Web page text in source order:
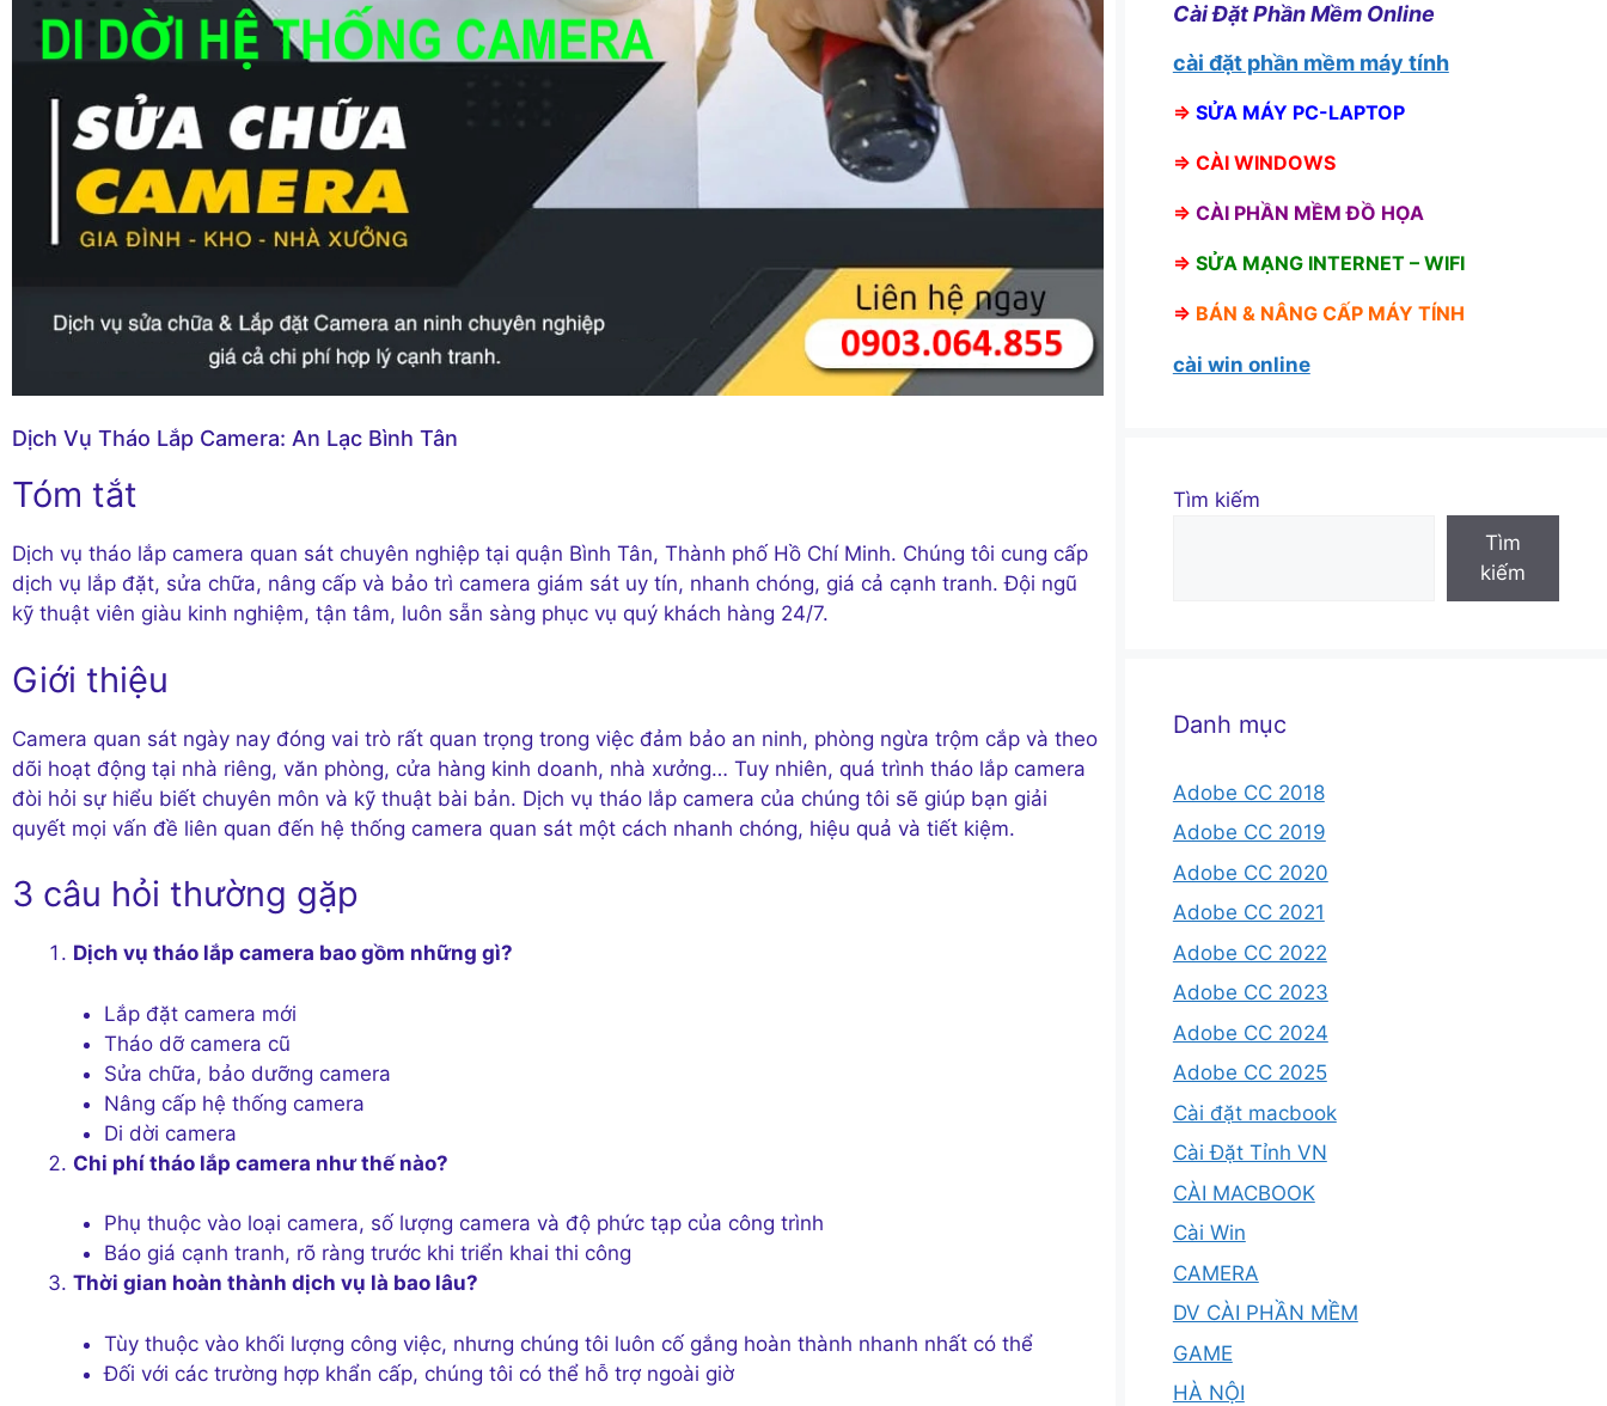
Dịch Vụ Tháo Lắp Camera: An Lạc Bình Tân
Tóm tắt
Dịch vụ tháo lắp camera quan sát chuyên nghiệp tại quận Bình Tân, Thành phố Hồ Chí Minh. Chúng tôi cung cấp
dịch vụ lắp đặt, sửa chữa, nâng cấp và bảo trì camera giám sát uy tín, nhanh chóng, giá cả cạnh tranh. Đội ngũ
kỹ thuật viên giàu kinh nghiệm, tận tâm, luôn sẵn sàng phục vụ quý khách hàng 24/7.
Giới thiệu
Camera quan sát ngày nay đóng vai trò rất quan trọng trong việc đảm bảo an ninh, phòng ngừa trộm cắp và theo
dõi hoạt động tại nhà riêng, văn phòng, cửa hàng kinh doanh, nhà xưởng… Tuy nhiên, quá trình tháo lắp camera
đòi hỏi sự hiểu biết chuyên môn và kỹ thuật bài bản. Dịch vụ tháo lắp camera của chúng tôi sẽ giúp bạn giải
quyết mọi vấn đề liên quan đến hệ thống camera quan sát một cách nhanh chóng, hiệu quả và tiết kiệm.
3 câu hỏi thường gặp
Dịch vụ tháo lắp camera bao gồm những gì?
Lắp đặt camera mới
Tháo dỡ camera cũ
Sửa chữa, bảo dưỡng camera
Nâng cấp hệ thống camera
Di dời camera
Chi phí tháo lắp camera như thế nào?
Phụ thuộc vào loại camera, số lượng camera và độ phức tạp của công trình
Báo giá cạnh tranh, rõ ràng trước khi triển khai thi công
Thời gian hoàn thành dịch vụ là bao lâu?
Tùy thuộc vào khối lượng công việc, nhưng chúng tôi luôn cố gắng hoàn thành nhanh nhất có thể
Đối với các trường hợp khẩn cấp, chúng tôi có thể hỗ trợ ngoài giờ
Cài Đặt Phần Mềm Online
cài đặt phần mềm máy tính
⇒ SỬA MÁY PC-LAPTOP
⇒ CÀI WINDOWS
⇒ CÀI PHẦN MỀM ĐỒ HỌA
⇒ SỬA MẠNG INTERNET – WIFI
⇒ BÁN & NÂNG CẤP MÁY TÍNH
cài win online
Tìm kiếm
Tìm
kiếm
Danh mục
Adobe CC 2018
Adobe CC 2019
Adobe CC 2020
Adobe CC 2021
Adobe CC 2022
Adobe CC 2023
Adobe CC 2024
Adobe CC 2025
Cài đặt macbook
Cài Đặt Tỉnh VN
CÀI MACBOOK
Cài Win
CAMERA
DV CÀI PHẦN MỀM
GAME
HÀ NỘI